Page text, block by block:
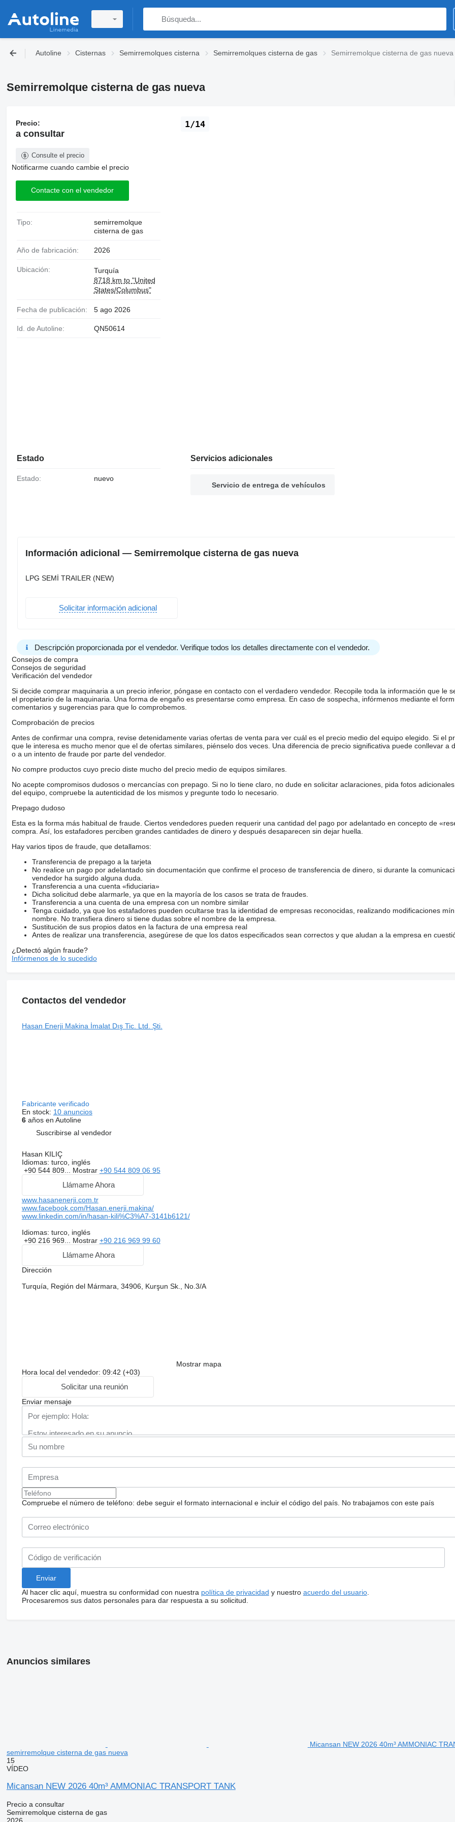
Autoline Cisternas Semirremolques cisterna Semirremolques cisterna de gas Semirremolque cisterna de gas nueva
Semirremolque cisterna de gas nueva
1/14
Precio:
a consultar
Consulte el precio
Notificarme cuando cambie el precio
Contacte con el vendedor
Tipo:
semirremolque
cisterna de gas
Año de fabricación: 2026
Ubicación:
Turquía
8718 km to "United
States/Columbus"
Fecha de publicación: 5 ago 2026
Id. de Autoline: QN50614
Estado
Estado: nuevo
Servicios adicionales
Servicio de entrega de vehículos
Información adicional — Semirremolque cisterna de gas nueva
LPG SEMİ TRAILER (NEW)
Solicitar información adicional
Descripción proporcionada por el vendedor. Verifique todos los detalles directamente con el vendedor.
Consejos de compra
Consejos de seguridad
Verificación del vendedor
Si decide comprar maquinaria a un precio inferior, póngase en contacto con el verdadero vendedor. Recopile toda la información que le
el propietario de la maquinaria. Una forma de engaño es presentarse como empresa. En caso de sospecha, infórmenos mediante el
comentarios y sugerencias para que lo comprobemos.
Comprobación de precios
Antes de confirmar una compra, revise detenidamente varias ofertas de venta para ver cuál es el precio medio del equipo elegido. Si el
que le interesa es mucho menor que el de ofertas similares, piénselo dos veces. Una diferencia de precio significativa puede conllevar a
o a un intento de fraude por parte del vendedor.
No compre productos cuyo precio diste mucho del precio medio de equipos similares.
No acepte compromisos dudosos o mercancías con prepago. Si no lo tiene claro, no dude en solicitar aclaraciones, pida fotos
del equipo, compruebe la autenticidad de los mismos y pregunte todo lo necesario.
Prepago dudoso
Esta es la forma más habitual de fraude. Ciertos vendedores pueden requerir una cantidad del pago por adelantado en concepto de
compra. Así, los estafadores perciben grandes cantidades de dinero y después desaparecen sin dejar huella.
Hay varios tipos de fraude, que detallamos:
Transferencia de prepago a la tarjeta
No realice un pago por adelantado sin documentación que confirme el proceso de transferencia de dinero, si durante la
vendedor ha surgido alguna duda.
Transferencia a una cuenta «fiduciaria»
Dicha solicitud debe alarmarle, ya que en la mayoría de los casos se trata de fraudes.
Transferencia a una cuenta de una empresa con un nombre similar
Tenga cuidado, ya que los estafadores pueden ocultarse tras la identidad de empresas reconocidas, realizando modificaciones
nombre. No transfiera dinero si tiene dudas sobre el nombre de la empresa.
Sustitución de sus propios datos en la factura de una empresa real
Antes de realizar una transferencia, asegúrese de que los datos especificados sean correctos y que aludan a la empresa en
¿Detectó algún fraude?
Infórmenos de lo sucedido
Contactos del vendedor
Hasan Enerji Makina İmalat Dış Tic. Ltd. Şti.
Fabricante verificado
En stock: 10 anuncios
6años en Autoline
Suscribirse al vendedor
Hasan KILIÇ
Idiomas: turco, inglés
+90 544 809... Mostrar +90 544 809 06 95
Llámame Ahora
www.hasanenerji.com.tr
www.facebook.com/Hasan.enerji.makina/
www.linkedin.com/in/hasan-kili%C3%A7-3141b6121/
Idiomas: turco, inglés
+90 216 969... Mostrar +90 216 969 99 60
Llámame Ahora
Dirección
Turquía, Región del Mármara, 34906, Kurşun Sk., No.3/A
Mostrar mapa
Hora local del vendedor: 09:42 (+03)
Solicitar una reunión
Enviar mensaje
Compruebe el número de teléfono: debe seguir el formato internacional e incluir el código del país. No trabajamos con este país
Al hacer clic aquí, muestra su conformidad con nuestra política de privacidad y nuestro acuerdo del usuario.
Procesaremos sus datos personales para dar respuesta a su solicitud.
Anuncios similares
Micansan NEW 2026 40m³ AMMONIAC
semirremolque cisterna de gas nueva
15
VÍDEO
Micansan NEW 2026 40m³ AMMONIAC TRANSPORT TANK
Precio a consultar
Semirremolque cisterna de gas